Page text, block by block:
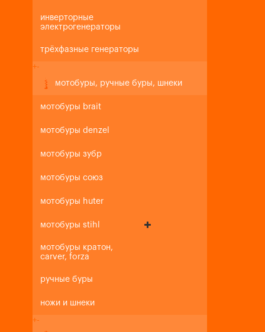
инверторные
электрогенераторы
трёхфазные генераторы
+-
мотобуры, ручные буры, шнеки
мотобуры brait
мотобуры denzel
мотобуры зубр
мотобуры союз
мотобуры huter
мотобуры stihl
мотобуры кратон,
carver, forza
ручные буры
ножи и шнеки
+-